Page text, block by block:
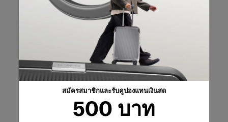
สมัครสมาชิกและรับคูปองแทนเงินสด
500 บาท
รีวิวผลิตภัณฑ์
เลือกแถวด้านล่างเพื่อกรองบทวิจารณ์